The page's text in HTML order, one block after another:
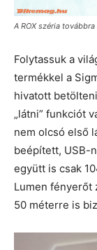
A ROX széria
Folytassuk a
termékkel a
hivatott
„látni” funkciót
nem olcsó első
beépített, USB-
együtt is csak
Lumen fényerőt
50 méterre is